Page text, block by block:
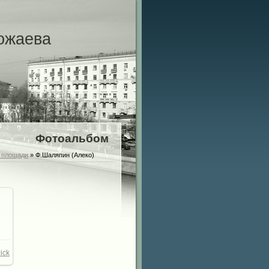
Фотоальбом
площади» Ф.Шаляпин (Алеко)